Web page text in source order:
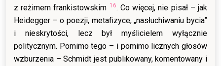
z reżimem frankistowskim 16. Co więcej, nie pisał – jak
Heidegger – o poezji, metafizyce, „nasłuchiwaniu bycia”
i nieskrytości, lecz był myślicielem wyłącznie
politycznym. Pomimo tego – i pomimo licznych głosów
wzburzenia – Schmidt jest publikowany, komentowany i